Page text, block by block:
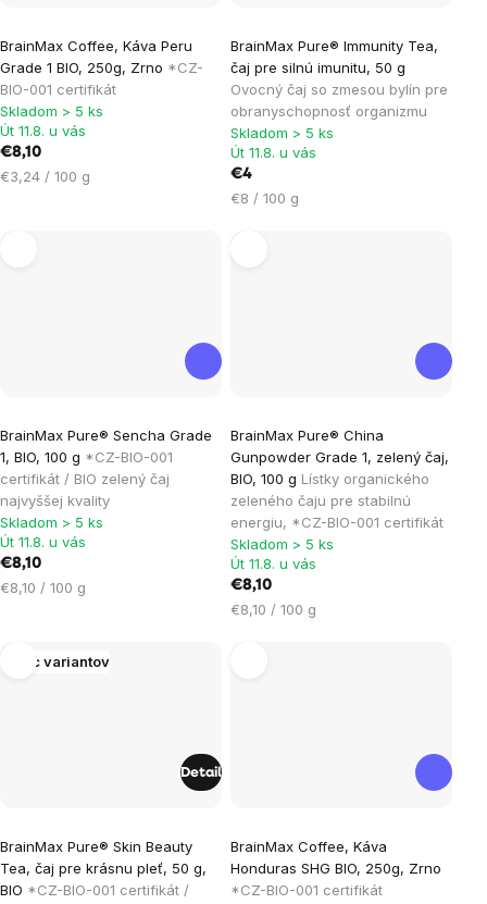
BrainMax Coffee, Káva Peru
Grade 1 BIO, 250g, Zrno *CZ-
BIO-001 certifikát
hodnotenie
produktu
je
5,0
z
5
Skladom > 5 ks
Út 11.8. u vás
€8,10
Jednotková
€3,24 / 100 g
BrainMax Pure® Immunity Tea,
čaj pre silnú imunitu, 50 g
Ovocný čaj so zmesou bylín pre
obranyschopnosť organizmu
Skladom > 5 ks
Út 11.8. u vás
€4
Jednotková
€8 / 100 g
BrainMax Pure® Sencha Grade
1, BIO, 100 g *CZ-BIO-001
certifikát / BIO zelený čaj
najvyššej kvality
hodnotenie
produktu
je
2,0
z
hviezdičiek.
Skladom > 5 ks
Út 11.8. u vás
€8,10
Jednotková
€8,10 / 100 g
BrainMax Pure® China
Gunpowder Grade 1, zelený čaj,
BIO, 100 g Lístky organického
zeleného čaju pre stabilnú
energiu, *CZ-BIO-001 certifikát
Skladom > 5 ks
Út 11.8. u vás
€8,10
Jednotková
€8,10 / 100 g
Viac variantov
BrainMax Pure® Skin Beauty
Tea, čaj pre krásnu pleť, 50 g,
BIO *CZ-BIO-001 certifikát /
hodnotenie
produktu
Detail
BrainMax Coffee, Káva
Honduras SHG BIO, 250g, Zrno
*CZ-BIO-001 certifikát